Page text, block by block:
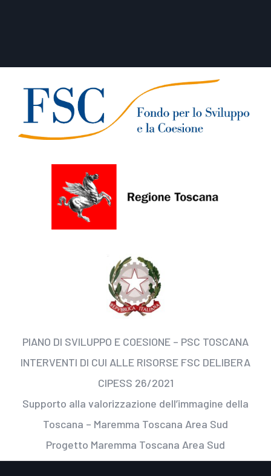
PIANO DI SVILUPPO E COESIONE – PSC TOSCANA
INTERVENTI DI CUI ALLE RISORSE FSC DELIBERA
CIPESS 26/2021
Supporto alla valorizzazione dell’immagine della
Toscana – Maremma Toscana Area Sud
Progetto Maremma Toscana Area Sud